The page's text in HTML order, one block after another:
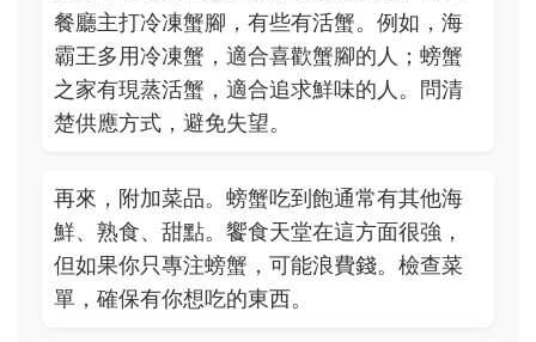
餐廳主打冷凍蟹腳，有些有活蟹。例如，海
霸王多用冷凍蟹，適合喜歡蟹腳的人；螃蟹
之家有現蒸活蟹，適合追求鮮味的人。問清
楚供應方式，避免失望。
再來，附加菜品。螃蟹吃到飽通常有其他海
鮮、熟食、甜點。饗食天堂在這方面很強，
但如果你只專注螃蟹，可能浪費錢。檢查菜
單，確保有你想吃的東西。